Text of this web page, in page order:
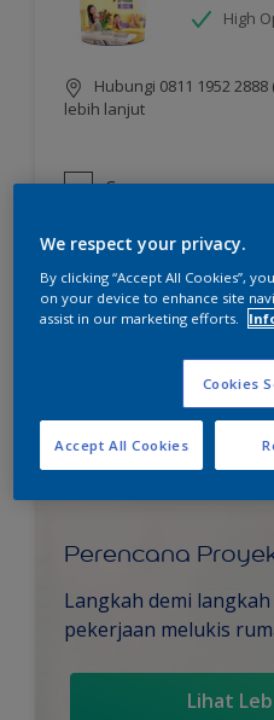
High
Hubungi 0811 1952
lebih lanjut
Compare
Perencana
Langkah demi
pekerjaan melukis
Lihat
We respect your privacy.
By clicking “Accept All Cookies”,
on your device to enhance site
assist in our marketing efforts.
Cookies
Accept All Cookies